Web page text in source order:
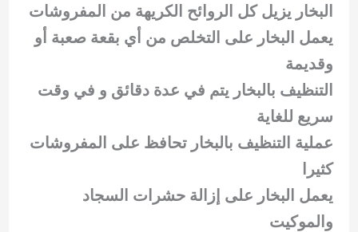
البخار يزيل كل الروائح الكريهة من المفروشات
يعمل البخار على التخلص من أي بقعة صعبة أو
وقديمة
التنظيف بالبخار يتم في عدة دقائق و في وقت
سريع للغاية
عملية التنظيف بالبخار تحافظ على المفروشات
كثيرا
يعمل البخار على إزالة حشرات السجاد
والموكيت